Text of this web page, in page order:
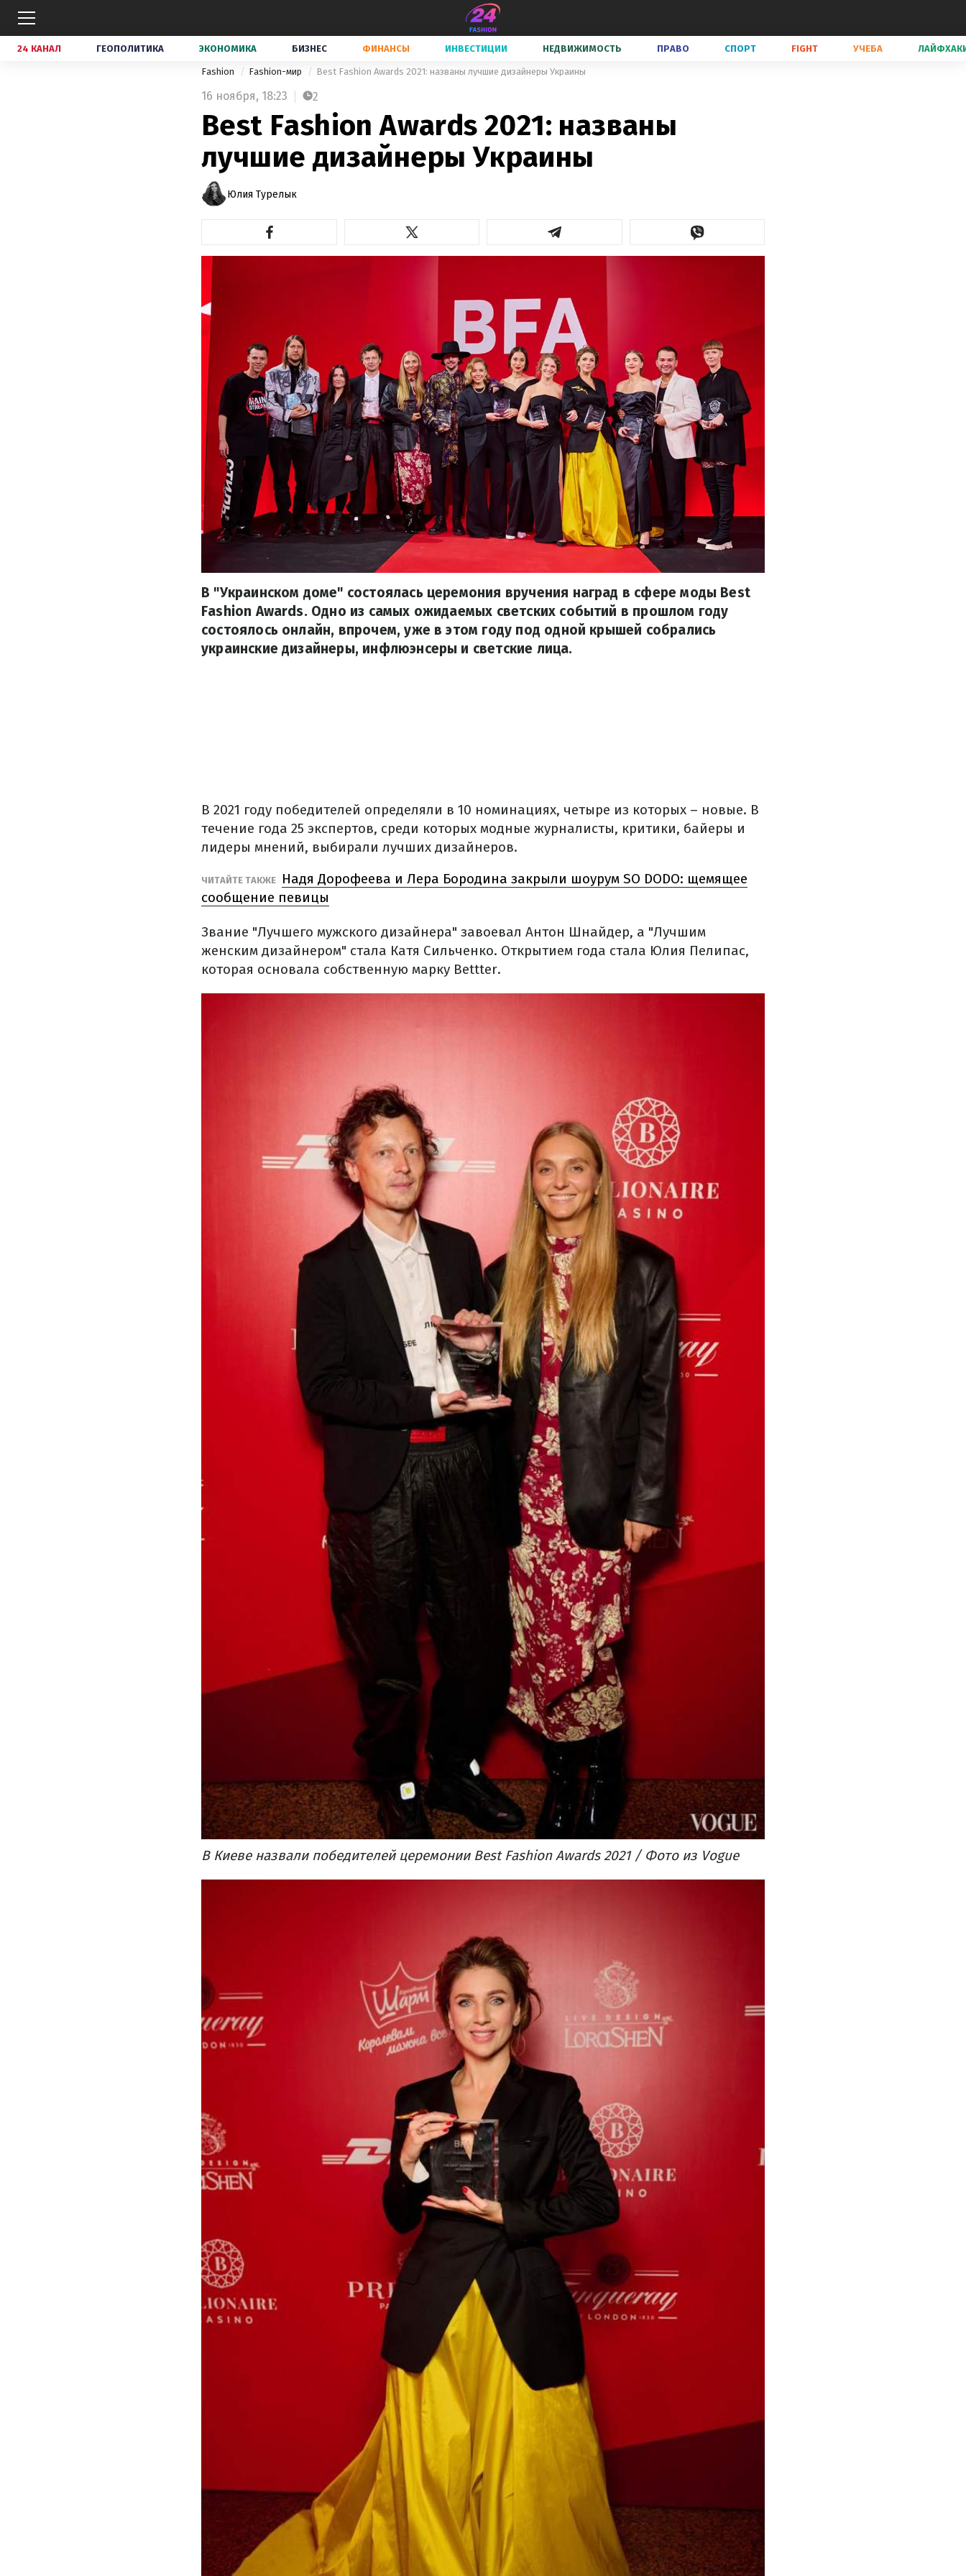
24 КАНАЛ ГЕОПОЛИТИКА ЭКОНОМИКА БИЗНЕС ФИНАНСЫ ИНВЕСТИЦИИ НЕДВИЖИМОСТЬ ПРАВО СПОРТ FIGHT УЧЕБА
Fashion Fashion-мир Best Fashion Awards 2021: названы лучшие дизайнеры Украины
16 ноября, 18:23 2
Best Fashion Awards 2021: названы
лучшие дизайнеры Украины
Юлия Турелык
В "Украинском доме" состоялась церемония вручения наград в сфере моды Best
Fashion Awards. Одно из самых ожидаемых светских событий в прошлом году
состоялось онлайн, впрочем, уже в этом году под одной крышей собрались
украинские дизайнеры, инфлюэнсеры и светские лица.
В 2021 году победителей определяли в 10 номинациях, четыре из которых – новые. В
течение года 25 экспертов, среди которых модные журналисты, критики, байеры и
лидеры мнений, выбирали лучших дизайнеров.
ЧИТАЙТЕ ТАКЖЕ
Надя Дорофеева и Лера Бородина закрыли шоурум SO DODO: щемящее
сообщение певицы
Звание "Лучшего мужского дизайнера" завоевал Антон Шнайдер, а "Лучшим
женским дизайнером" стала Катя Сильченко. Открытием года стала Юлия Пелипас,
которая основала собственную марку Bettter.
В Киеве назвали победителей церемонии Best Fashion Awards 2021 / Фото из Vogue